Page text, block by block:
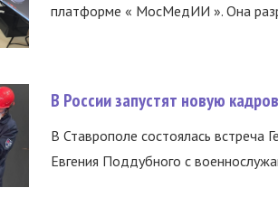
платформе « МосМедИИ ». Она
В России запустят новую
В Ставрополе состоялась встреча
Евгения Поддубного с